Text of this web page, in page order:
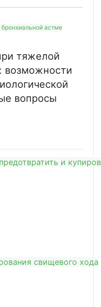
тяжелой
возможности
вопросы